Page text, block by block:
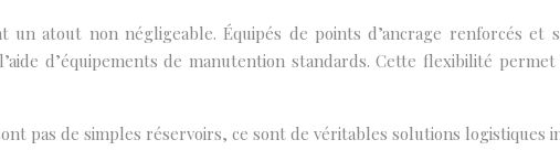
un atout non négligeable. Équipés de points d’ancrage renforcés
d’équipements de manutention standards. Cette flexibilité
pas de simples réservoirs, ce sont de véritables solutions logistiques